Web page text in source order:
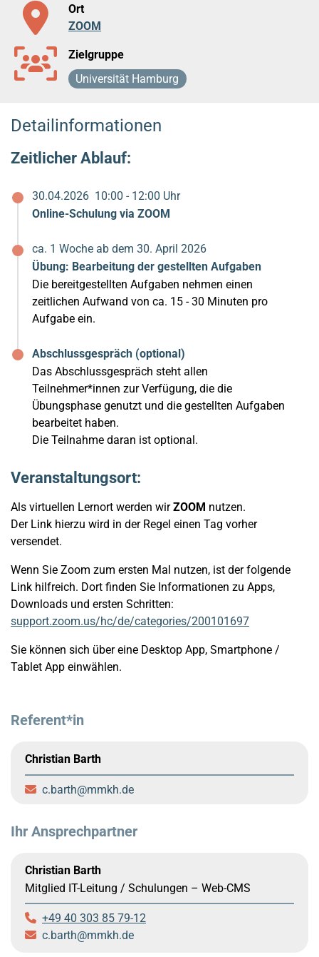
Ort
ZOOM
Zielgruppe
Universität Hamburg
Detailinformationen
Zeitlicher Ablauf:
30.04.2026 10:00 - 12:00 Uhr
Online-Schulung via ZOOM
ca. 1 Woche ab dem 30. April 2026
Übung: Bearbeitung der gestellten Aufgaben
Die bereitgestellten Aufgaben nehmen einen
zeitlichen Aufwand von ca. 15 - 30 Minuten pro
Aufgabe ein.
Abschlussgespräch (optional)
Das Abschlussgespräch steht allen
Teilnehmer*innen zur Verfügung, die die
Übungsphase genutzt und die gestellten Aufgaben
bearbeitet haben.
Die Teilnahme daran ist optional.
Veranstaltungsort:
Als virtuellen Lernort werden wirZOOM nutzen.
Der Link hierzu wird in der Regel einen Tag vorher
versendet.
Wenn Sie Zoom zum ersten Mal nutzen, ist der folgende
Link hilfreich. Dort finden Sie Informationen zu Apps,
Downloads und ersten Schritten:
support.zoom.us/hc/de/categories/200101697
Sie können sich über eine Desktop App, Smartphone /
Tablet App einwählen.
Referent*in
Christian Barth
c.barth mmkh.de
Ihr Ansprechpartner
Christian Barth
Mitglied IT-Leitung / Schulungen – Web-CMS
+49 40 303 85 79-12
c.barth
mmkh.de